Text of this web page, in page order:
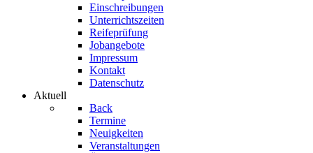
Einschreibungen
Unterrichtszeiten
Reifeprüfung
Jobangebote
Impressum
Kontakt
Datenschutz
Aktuell
Back
Termine
Neuigkeiten
Veranstaltungen